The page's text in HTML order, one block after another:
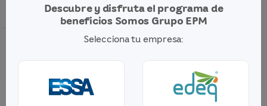
Descubre y disfruta el programa de
beneficios Somos Grupo EPM
Selecciona tu empresa:
No se encontraron resultados de tu búsqueda